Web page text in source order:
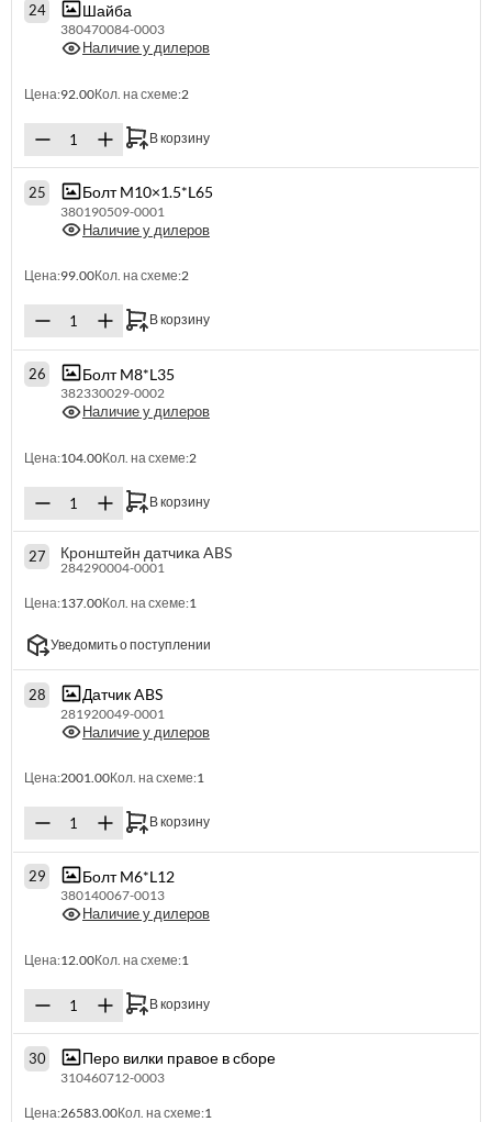
24 Шайба
380470084-0003
Наличие у дилеров
Цена:92.00Кол. на схеме:2
В корзину
25 Болт M10×1.5*L65
380190509-0001
Наличие у дилеров
Цена:99.00Кол. на схеме:2
В корзину
26 Болт M8*L35
382330029-0002
Наличие у дилеров
Цена:104.00Кол. на схеме:2
В корзину
27 Кронштейн датчика ABS
284290004-0001
Цена:137.00Кол. на схеме:1
Уведомить о поступлении
28 Датчик ABS
281920049-0001
Наличие у дилеров
Цена:2001.00Кол. на схеме:1
В корзину
29 Болт M6*L12
380140067-0013
Наличие у дилеров
Цена:12.00Кол. на схеме:1
В корзину
30 Перо вилки правое в сборе
310460712-0003
Цена:26583.00Кол. на схеме:1